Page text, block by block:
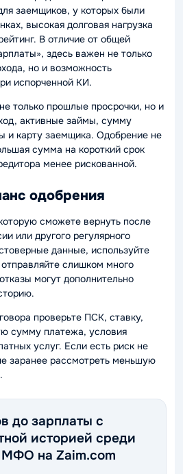
заемщиков, у которых были
высокая долговая нагрузка
В отличие от общей
здесь важен не только
но и возможность
испорченной КИ.
только прошлые просрочки, но и
активные займы, сумму
и карту заемщика. Одобрение не
сумма на короткий срок
менее рискованной.
одобрения
сможете вернуть после
или другого регулярного
данные, используйте
слишком много
могут дополнительно
проверьте ПСК, ставку,
сумму платежа, условия
услуг. Если есть риск не
заранее рассмотреть меньшую
до зарплаты с
историей среди
на Zaim.com